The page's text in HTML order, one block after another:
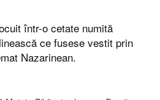
într-o cetate numită
ce fusese vestit prin
Nazarinean.